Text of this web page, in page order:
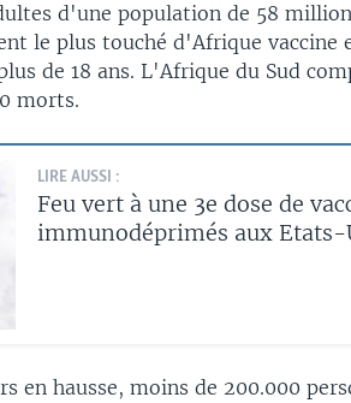
d'une population de 58
le plus touché d'Afrique vaccine
de 18 ans. L'Afrique du Sud
morts.
LIRE AUSSI :
Feu vert à une 3e dose de
immunodéprimés aux Etats-
en hausse, moins de 200.000